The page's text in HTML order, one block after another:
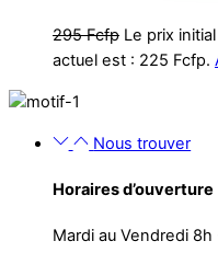
295Fcfp Le prix
actuel est : 225 Fcfp.
Nous trouver
Horaires d’ouverture
Mardi au Vendredi